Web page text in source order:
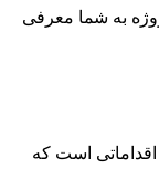
به شما معرفی
است که